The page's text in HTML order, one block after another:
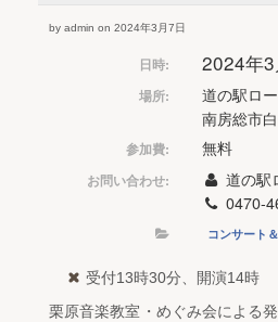
by admin on 2024年3月7日
日時: 2024年
場所:
道の駅ロ
南房総市
参加費: 無料
お問い合わせ:
道の駅
0470-
コンサート
受付13時30分、開演14時
栗原音楽教室・めぐみ会による